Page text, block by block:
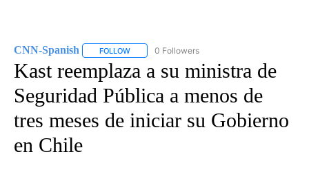
CNN-Spanish FOLLOW FOLLOW "CNN-SPANISH" TO RECEIVE
0 Followers
Kast reemplaza a su ministra de
Seguridad Pública a menos de
tres meses de iniciar su Gobierno
en Chile